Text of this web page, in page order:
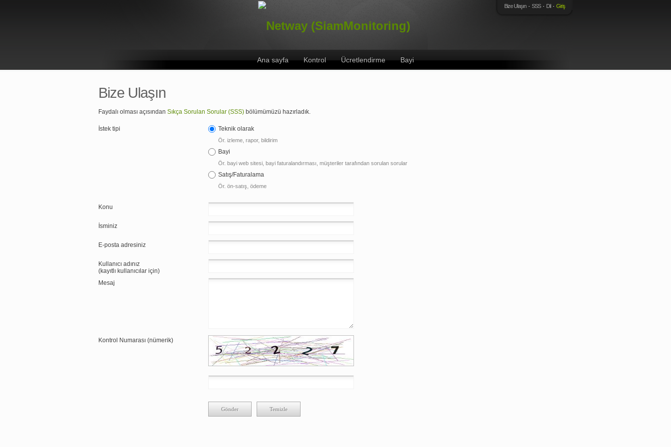
Bize Ulaşın SSS Dil Giriş
Ana sayfa Kontrol Ücretlendirme Bayi
Bize Ulaşın
Faydalı olması açısından Sıkça Sorulan Sorular (SSS) bölümümüzü hazırladık.
İstek tipi Teknik olarak
Ör. izleme, rapor, bildirim
Bayi
Ör. bayi web sitesi, bayi faturalandırması, müşteriler tarafından sorulan sorular
Satış/Faturalama
Ör. ön-satış, ödeme
Konu
İsminiz
E-posta adresiniz
Kullanıcı adınız
(kayıtlı kullanıcılar için)
Mesaj
Kontrol Numarası (nümerik)